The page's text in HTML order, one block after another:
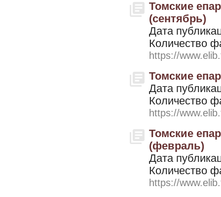
Томские
(сентябрь)
Дата
Количество
https://
Томские
Дата
Количество
https://
Томские
(февраль)
Дата
Количество
https://